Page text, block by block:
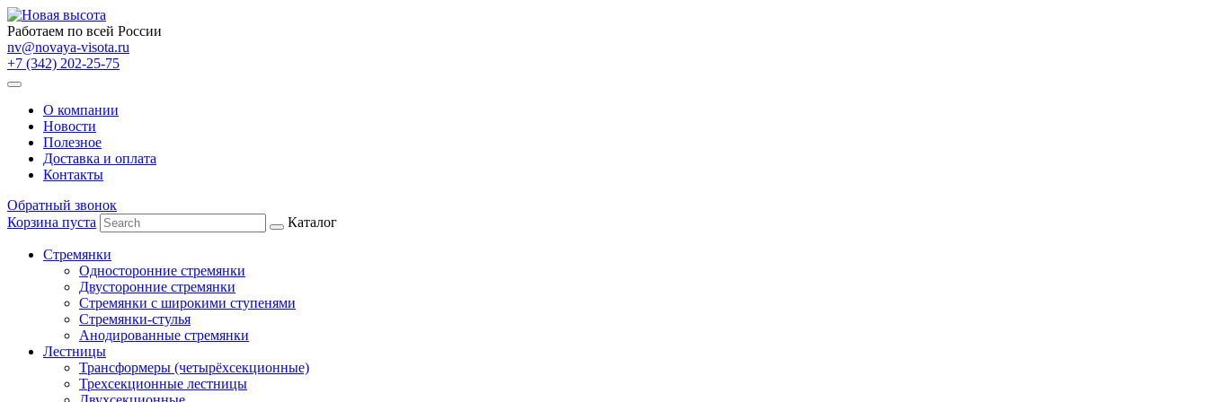
Работаем по всей России
nv@novaya-visota.ru
+7 (342) 202-25-75
О компании
Новости
Полезное
Доставка и оплата
Контакты
Обратный звонок
Корзина пуста
Каталог
Стремянки
Односторонние стремянки
Двусторонние стремянки
Стремянки с широкими ступенями
Стремянки-стулья
Анодированные стремянки
Лестницы
Трансформеры (четырёхсекционные)
Трехсекционные лестницы